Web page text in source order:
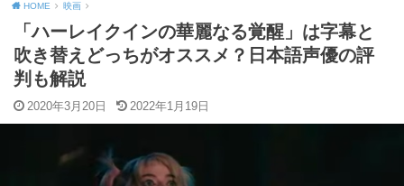
HOME 映画
「ハーレイクインの華麗なる覚醒」は字幕と
吹き替えどっちがオススメ？日本語声優の評
判も解説
2020年3月20日 2022年1月19日